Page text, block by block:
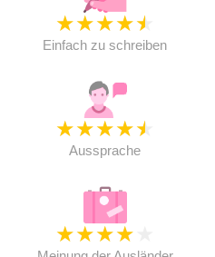
★★★★★
Einfach zu schreiben
★★★★★
Aussprache
★★★★